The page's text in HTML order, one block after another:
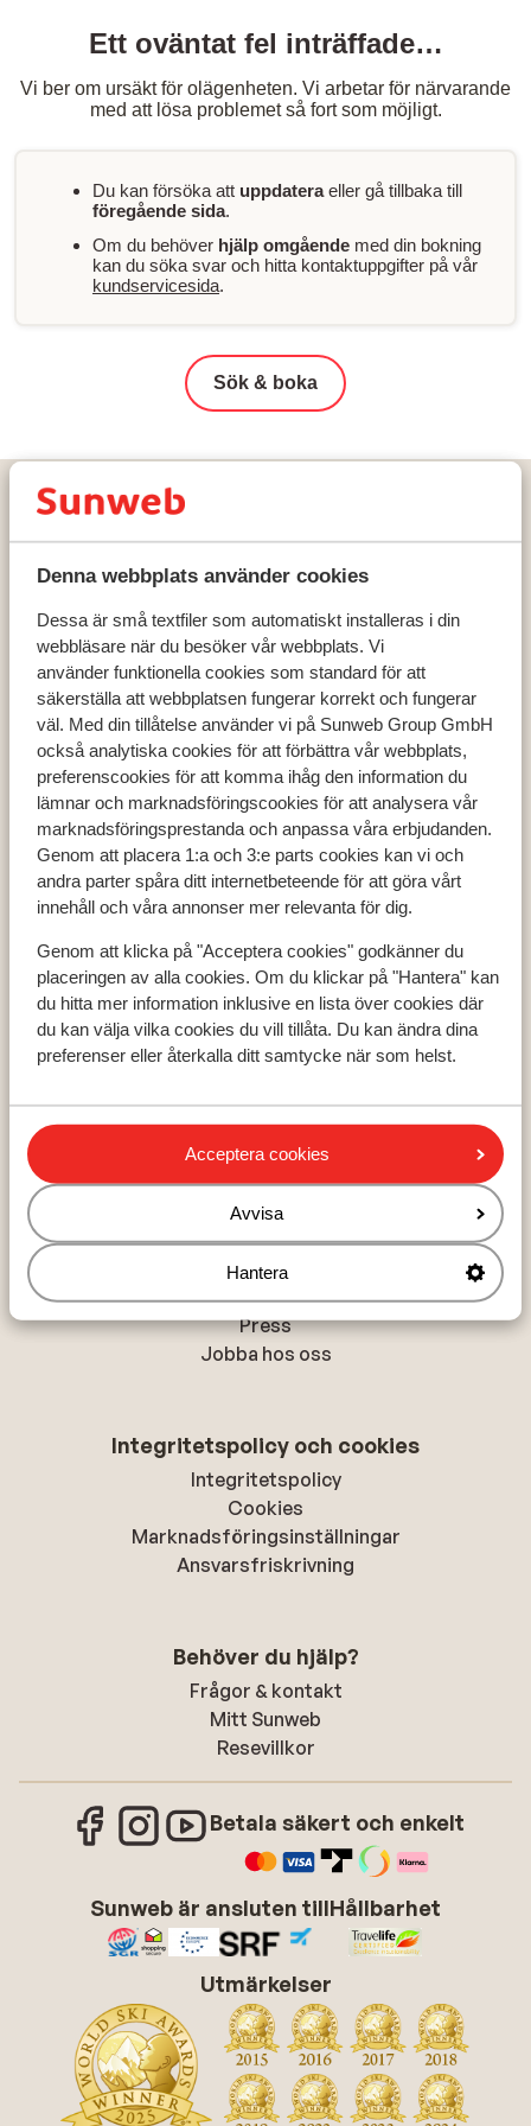
Denna webbplats använder cookies
Dessa är små textfiler som automatiskt installeras i din
webbläsare när du besöker vår webbplats. Vi
använder funktionella cookies som standard för att
säkerställa att webbplatsen fungerar korrekt och fungerar
väl. Med din tillåtelse använder vi på Sunweb Group GmbH
också analytiska cookies för att förbättra vår webbplats,
preferenscookies för att komma ihåg den information du
lämnar och marknadsföringscookies för att analysera vår
marknadsföringsprestanda och anpassa våra erbjudanden.
Genom att placera 1:a och 3:e parts cookies kan vi och
andra parter spåra ditt internetbeteende för att göra vårt
innehåll och våra annonser mer relevanta för dig.
Genom att klicka på "Acceptera cookies" godkänner du
placeringen av alla cookies. Om du klickar på "Hantera" kan
du hitta mer information inklusive en lista över cookies där
du kan välja vilka cookies du vill tillåta. Du kan ändra dina
preferenser eller återkalla ditt samtycke när som helst.
Acceptera cookies
Avvisa
Hantera
Ett oväntat fel inträffade…
Vi ber om ursäkt för olägenheten. Vi arbetar för närvarande
med att lösa problemet så fort som möjligt.
Du kan försöka att uppdateraeller gå tillbaka till
föregående sida.
Om du behöver hjälp omgående med din bokning
kan du söka svar och hitta kontaktuppgifter på vår
kundservicesida.
Sök & boka
Hem Skidresor Österrike
Populära länder
Österrike
Frankrike
Andorra
Populära destinationer
Ski Amadé
Zell am See - Kaprun
Populära skidområden
Zell am See - Kaprun
La Plagne
Om Sunweb
Om Sunweb
Hållbar semester
Tillgänglighetsdirektiv
Press
Jobba hos oss
Integritetspolicy och cookies
Integritetspolicy
Cookies
Marknadsföringsinställningar
Ansvarsfriskrivning
Behöver du hjälp?
Frågor & kontakt
Mitt Sunweb
Resevillkor
Betala säkert och enkelt
Sunweb är ansluten tillHållbarhet
Utmärkelser